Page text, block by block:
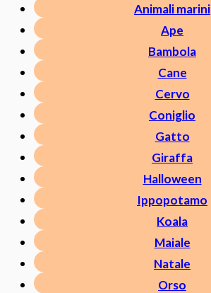
Animali marini
Ape
Bambola
Cane
Cervo
Coniglio
Gatto
Giraffa
Halloween
Ippopotamo
Koala
Maiale
Natale
Orso